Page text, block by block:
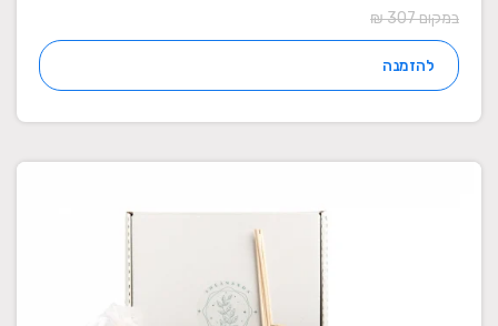
במקום 307 ₪
להזמנה